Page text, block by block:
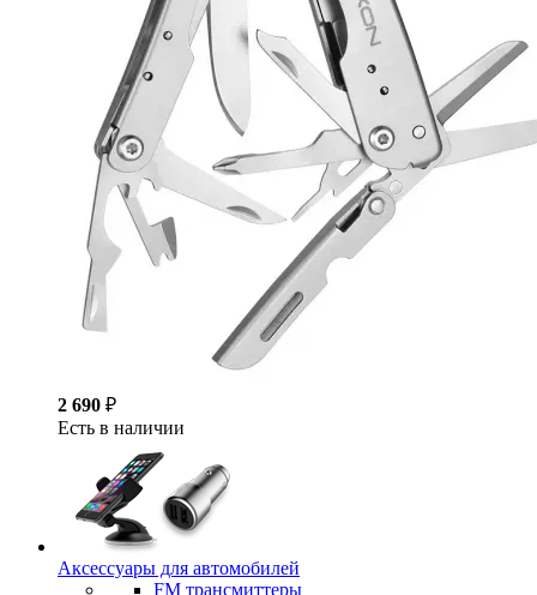
2 690 ₽
Есть в наличии
Аксессуары для автомобилей
FM трансмиттеры